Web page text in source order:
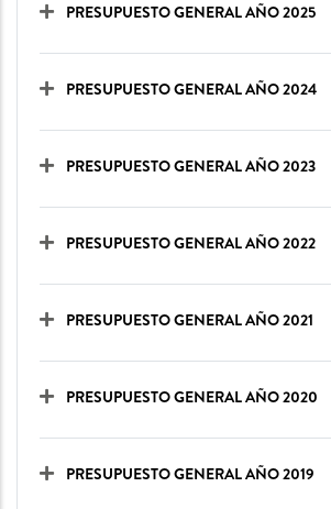
PRESUPUESTO GENERAL AÑO 2025
PRESUPUESTO GENERAL AÑO 2024
PRESUPUESTO GENERAL AÑO 2023
PRESUPUESTO GENERAL AÑO 2022
PRESUPUESTO GENERAL AÑO 2021
PRESUPUESTO GENERAL AÑO 2020
PRESUPUESTO GENERAL AÑO 2019